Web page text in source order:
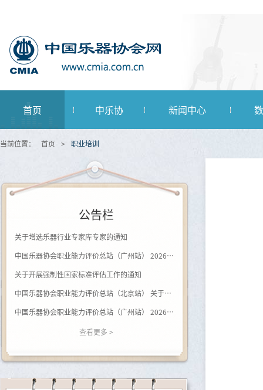
首页 中乐协 新闻中心
当前位置： 首页 > 职业培训
公告栏
关于增选乐器行业专家库专家的通知
中国乐器协会职业能力评价总站（广州站） 2026年第一批《钢琴及键盘乐器制作工》登记评价通知
关于开展强制性国家标准评估工作的通知
中国乐器协会职业能力评价总站（北京站） 关于开展（黑河学院）钢琴调律师职业等级评价的通知
中国乐器协会职业能力评价总站（广州站） 2026年广西站钢琴调律师等级评价通知
查看更多 >